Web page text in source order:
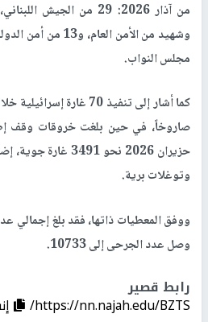
وشهيد من الأمن
مجلس النواب.
حزيران 2026 نحو
وتوغلات برية.
وصل عدد الجرحى إلى 10733.
رابط قصير
https://nn.najah.edu/BZTS/